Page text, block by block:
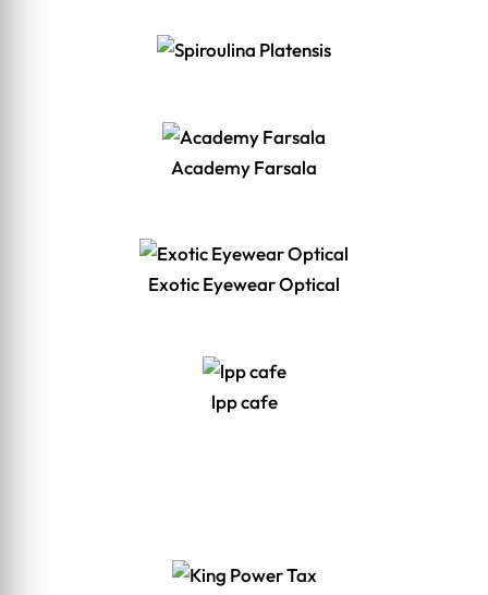
Academy Farsala
Exotic Eyewear Optical
lpp cafe